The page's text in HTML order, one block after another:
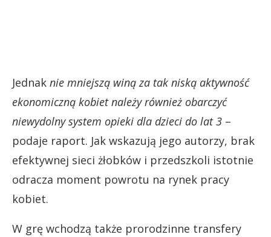
Jednak nie mniejszą winą za tak niską aktywność
ekonomiczną kobiet należy również obarczyć
niewydolny system opieki dla dzieci do lat 3 –
podaje raport. Jak wskazują jego autorzy, brak
efektywnej sieci żłobków i przedszkoli istotnie
odracza moment powrotu na rynek pracy
kobiet.
W grę wchodzą także prorodzinne transfery